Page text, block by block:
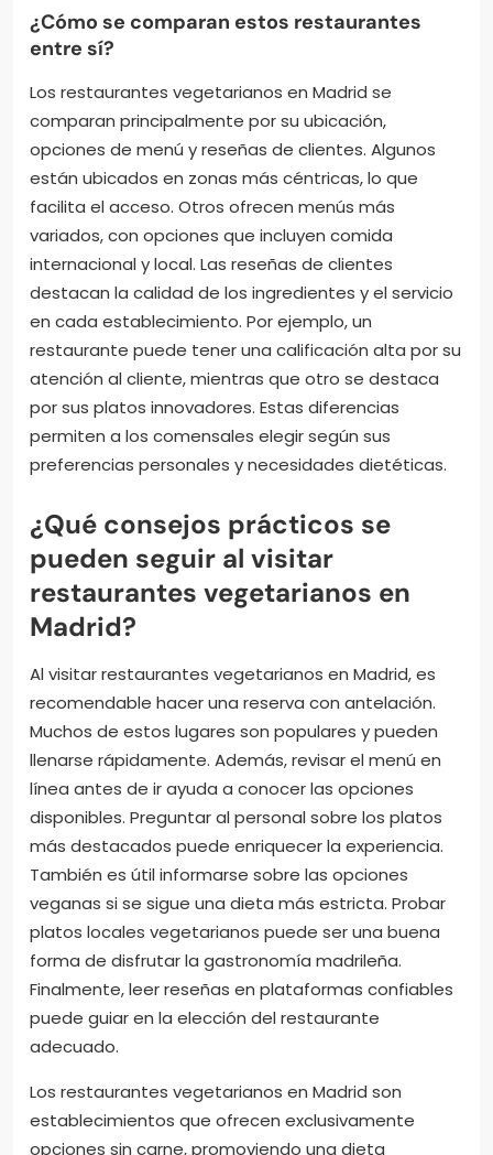
sobre la decoración y la comodidad. El servicio al
cliente es otro punto importante. La atención
amable y rápida suele recibir elogios. Además, los
precios son un factor que se menciona. Algunos
consideran que ofrecen una buena relación calidad-
precio.
¿Cómo se comparan estos restaurantes
entre sí?
Los restaurantes vegetarianos en Madrid se
comparan principalmente por su ubicación,
opciones de menú y reseñas de clientes. Algunos
están ubicados en zonas más céntricas, lo que
facilita el acceso. Otros ofrecen menús más
variados, con opciones que incluyen comida
internacional y local. Las reseñas de clientes
en cada establecimiento. Por ejemplo, un
restaurante puede tener una calificación alta por su
atención al cliente, mientras que otro se destaca
por sus platos innovadores. Estas diferencias
permiten a los comensales elegir según sus
preferencias personales y necesidades dietéticas.
¿Qué consejos prácticos se
pueden seguir al visitar
restaurantes vegetarianos en
Madrid?
Al visitar restaurantes vegetarianos en Madrid, es
recomendable hacer una reserva con antelación.
Muchos de estos lugares son populares y pueden
llenarse rápidamente. Además, revisar el menú en
línea antes de ir ayuda a conocer las opciones
disponibles. Preguntar al personal sobre los platos
más destacados puede enriquecer la experiencia.
También es útil informarse sobre las opciones
veganas si se sigue una dieta más estricta. Probar
platos locales vegetarianos puede ser una buena